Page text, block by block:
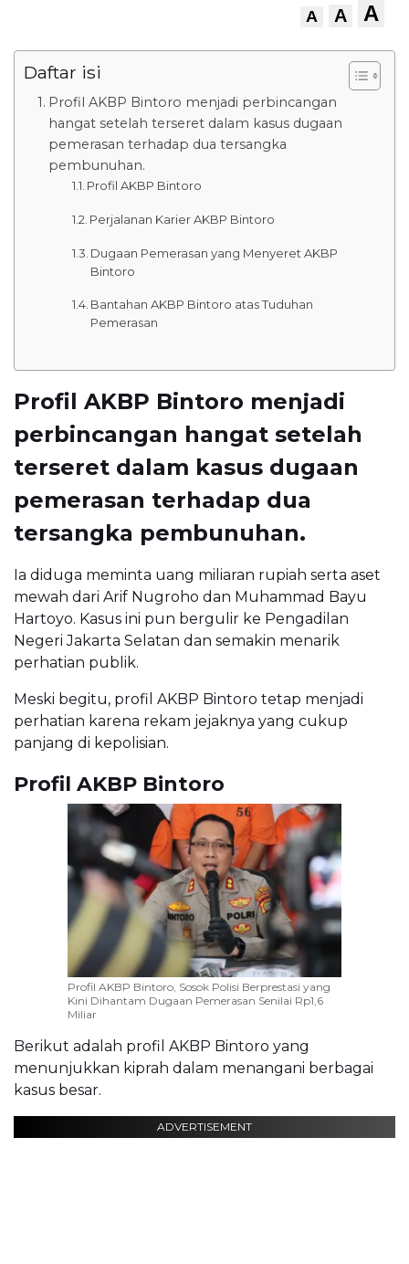
A A A
Daftar isi
Profil AKBP Bintoro menjadi perbincangan
hangat setelah terseret dalam kasus dugaan
pemerasan terhadap dua tersangka
pembunuhan.
Profil AKBP Bintoro
Perjalanan Karier AKBP Bintoro
Dugaan Pemerasan yang Menyeret AKBP
Bintoro
Bantahan AKBP Bintoro atas Tuduhan
Pemerasan
Profil AKBP Bintoro menjadi
perbincangan hangat setelah
terseret dalam kasus dugaan
pemerasan terhadap dua
tersangka pembunuhan.
Ia diduga meminta uang miliaran rupiah serta aset
mewah dari Arif Nugroho dan Muhammad Bayu
Hartoyo. Kasus ini pun bergulir ke Pengadilan
Negeri Jakarta Selatan dan semakin menarik
perhatian publik.
Meski begitu, profil AKBP Bintoro tetap menjadi
perhatian karena rekam jejaknya yang cukup
panjang di kepolisian.
Profil AKBP Bintoro
Profil AKBP Bintoro, Sosok Polisi Berprestasi yang
Kini Dihantam Dugaan Pemerasan Senilai Rp1,6
Miliar
Berikut adalah profil AKBP Bintoro yang
menunjukkan kiprah dalam menangani berbagai
kasus besar.
ADVERTISEMENT